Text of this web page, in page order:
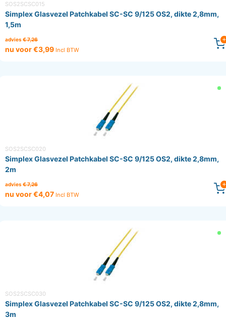
SOS2SCSC015
Simplex Glasvezel Patchkabel SC-SC 9/125 OS2, dikte 2,8mm,
1,5m
advies€ 7,26
nu voor €3,99 Incl BTW
SOS2SCSC020
Simplex Glasvezel Patchkabel SC-SC 9/125 OS2, dikte 2,8mm,
2m
advies€ 7,26
nu voor €4,07 Incl BTW
SOS2SCSC030
Simplex Glasvezel Patchkabel SC-SC 9/125 OS2, dikte 2,8mm,
3m